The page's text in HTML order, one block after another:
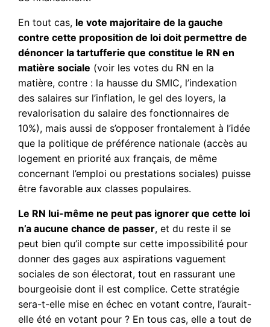
En tout cas, le vote majoritaire de la gauche
contre cette proposition de loi doit permettre de
dénoncer la tartufferie que constitue le RN en
matière sociale (voir les votes du RN en la
matière, contre : la hausse du SMIC, l’indexation
des salaires sur l’inflation, le gel des loyers, la
revalorisation du salaire des fonctionnaires de
10%), mais aussi de s’opposer frontalement à l’idée
que la politique de préférence nationale (accès au
logement en priorité aux français, de même
concernant l’emploi ou prestations sociales) puisse
être favorable aux classes populaires.
Le RN lui-même ne peut pas ignorer que cette loi
n’a aucune chance de passer, et du reste il se
peut bien qu’il compte sur cette impossibilité pour
donner des gages aux aspirations vaguement
sociales de son électorat, tout en rassurant une
bourgeoisie dont il est complice. Cette stratégie
sera-t-elle mise en échec en votant contre, l’aurait-
elle été en votant pour ? En tous cas, elle a tout de